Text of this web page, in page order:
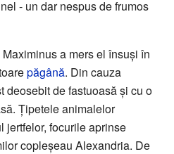
- un dar nespus de frumos
a mers el însuși în
păgână. Din cauza
deosebit de fastuoasă și cu o
Țipetele animalelor
jertfelor, focurile aprinse
copleșeau Alexandria. De